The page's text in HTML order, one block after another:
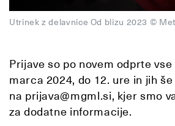
Utrinek z delavnice Od blizu 2023 ©
Prijave so po novem odprte
marca 2024, do 12. ure in jih
na prijava@mgml.si, kjer smo
za dodatne informacije.